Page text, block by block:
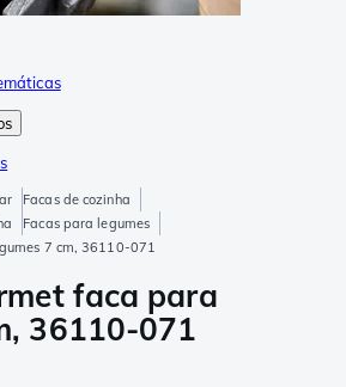
Facas de cozinha
Facas para legumes
7 cm, 36110-071
faca para
36110-071